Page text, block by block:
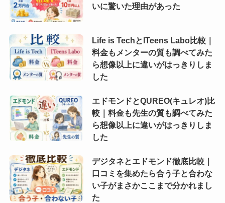
いに驚いた理由があった
Life is TechとITeens Labo比較｜
料金もメンターの質も調べてみた
ら想像以上に違いがはっきりしま
した
エドモンドとQUREO(キュレオ)比
較｜料金も先生の質も調べてみた
ら想像以上に違いがはっきりしま
した
デジタネとエドモンド徹底比較｜
口コミを集めたら合う子と合わな
い子がまさかここまで分かれまし
た